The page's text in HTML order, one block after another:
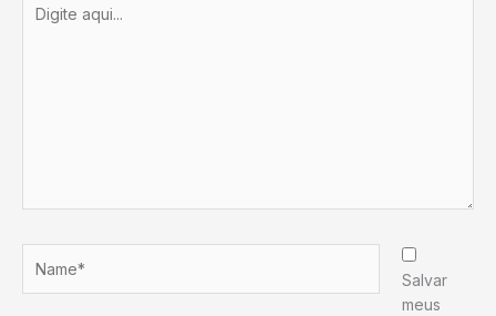
aqui...
Salvar
meus